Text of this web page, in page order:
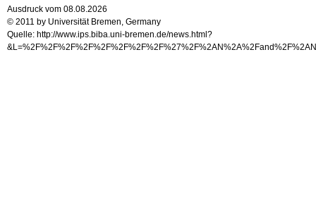
Ausdruck vom 08.08.2026
© 2011 by Universität Bremen, Germany
Quelle: http://www.ips.biba.uni-bremen.de/news.html?